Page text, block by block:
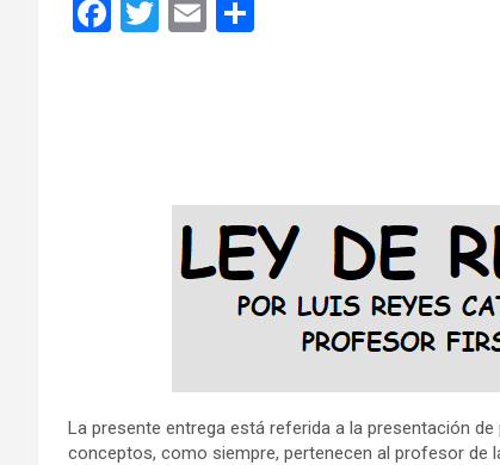
F
T
E
tir
La presente entrega está referida a la presentación
conceptos, como siempre, pertenecen al profesor de